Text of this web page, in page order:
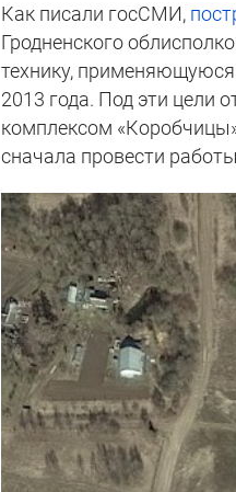
Как писали госСМИ,
Гродненского
технику, применяющуюся
2013 года. Под эти цели
комплексом
сначала провести